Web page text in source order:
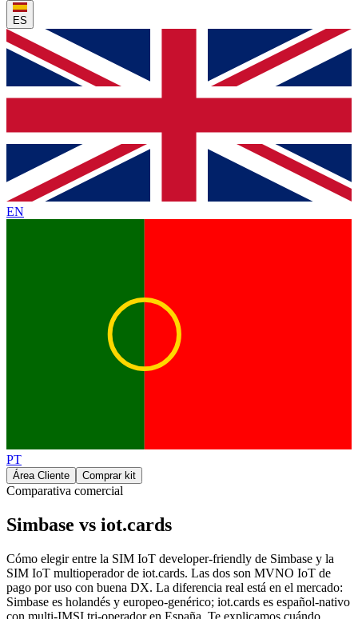
ES
EN
PT
Área Cliente Comprar kit
Comparativa comercial
Simbase vs iot.cards
Cómo elegir entre la SIM IoT developer-friendly de Simbase y la
SIM IoT multioperador de iot.cards. Las dos son MVNO IoT de
pago por uso con buena DX. La diferencia real está en el mercado:
Simbase es holandés y europeo-genérico; iot.cards es español-nativo
con multi-IMSI tri-operador en España. Te explicamos cuándo